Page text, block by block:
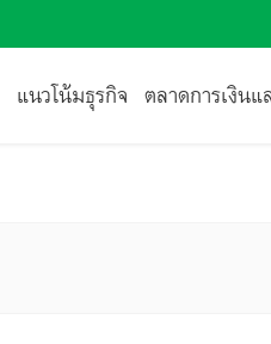
แนวโน้มธุรกิจ ตลาดการเงิน